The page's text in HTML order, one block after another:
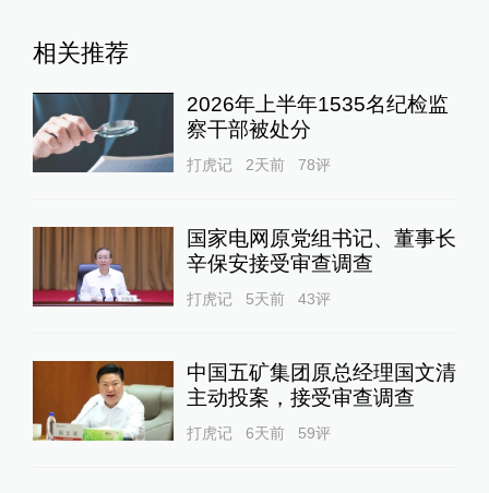
相关推荐
2026年上半年1535名纪检监
察干部被处分
打虎记 2天前 78评
国家电网原党组书记、董事长
辛保安接受审查调查
打虎记 5天前 43评
中国五矿集团原总经理国文清
主动投案，接受审查调查
打虎记 6天前 59评